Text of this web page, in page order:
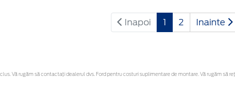
Inapoi 1 2 Inainte
Vă rugăm să contactaţi dealerul dvs. Ford pentru costuri suplimentare de montare. Vă rugăm